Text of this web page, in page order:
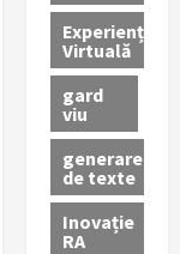
Experiență
Virtuală
gard
viu
generare
de texte
Inovație
RA